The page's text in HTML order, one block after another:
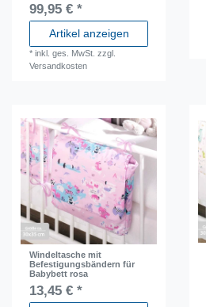
99,95 € *
Artikel anzeigen
*inkl. ges. MwSt. zzgl.
Versandkosten
Windeltasche mit
Befestigungsbändern für
Babybett rosa
13,45 € *